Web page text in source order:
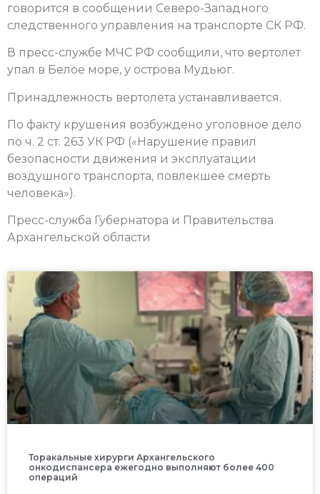
говорится в сообщении Северо-Западного
следственного управления на транспорте СК РФ.
В пресс-службе МЧС РФ сообщили, что вертолет
упал в Белое море, у острова Мудьюг.
Принадлежность вертолета устанавливается.
По факту крушения возбуждено уголовное дело
по ч. 2 ст. 263 УК РФ («Нарушение правил
безопасности движения и эксплуатации
воздушного транспорта, повлекшее смерть
человека»).
Пресс-служба Губернатора и Правительства
Архангельской области
Торакальные хирурги Архангельского
онкодиспансера ежегодно выполняют более 400
операций